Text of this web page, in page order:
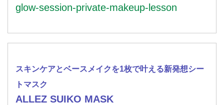
glow-session-private-makeup-lesson
スキンケアとベースメイクを1枚で叶える新発想シー
トマスク
ALLEZ SUIKO MASK